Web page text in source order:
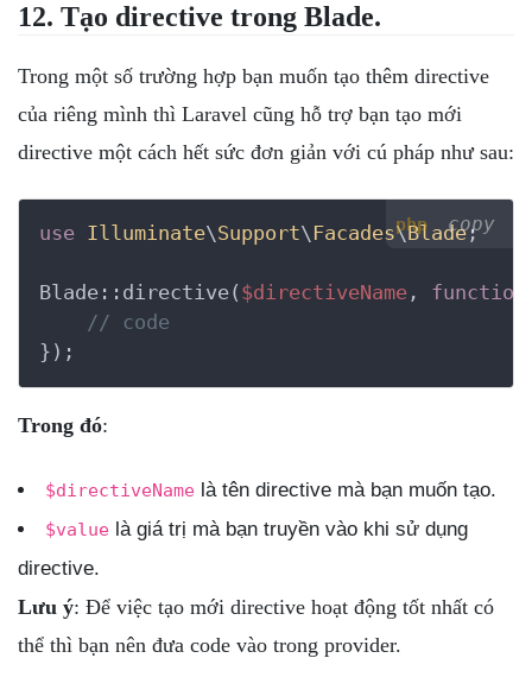
12. Tạo directive trong Blade.
Trong một số trường hợp bạn muốn tạo thêm directive
của riêng mình thì Laravel cũng hỗ trợ bạn tạo mới
directive một cách hết sức đơn giản với cú pháp như sau:
php copy
use Illuminate\Support\ Facades\Blade;
Blade::directive( $directiveName, function
// code
});
Trong đó:
$directiveNamelà tên directive mà bạn muốn tạo.
$valuelà giá trị mà bạn truyền vào khi sử dụng
directive.
Lưu ý: Để việc tạo mới directive hoạt động tốt nhất có
thể thì bạn nên đưa code vào trong provider.